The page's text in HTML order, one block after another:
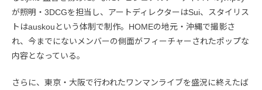
が照明・3DCGを担当し、アートディレクターはSui、スタイリス
トはauskouという体制で制作。HOMEの地元・沖縄で撮影さ
れ、今までにないメンバーの側面がフィーチャーされたポップな
内容となっている。
さらに、東京・大阪で行われたワンマンライブを盛況に終えたば